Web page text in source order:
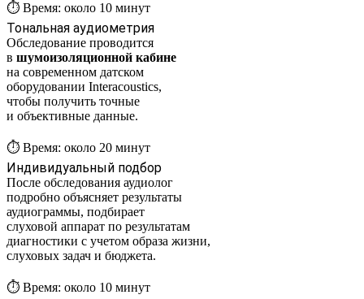
⏱️ Время: около 10 минут
Тональная аудиометрия
Обследование проводится
в шумоизоляционной кабине
на современном датском
оборудовании Interacoustics,
чтобы получить точные
и объективные данные.
⏱️ Время: около 20 минут
Индивидуальный подбор
После обследования аудиолог
подробно объясняет результаты
аудиограммы, подбирает
слуховой аппарат по результатам
диагностики с учетом образа жизни,
слуховых задач и бюджета.
⏱️ Время: около 10 минут